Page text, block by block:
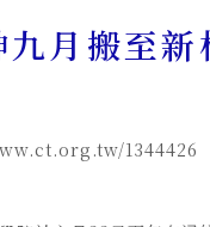
九月搬至
1344426